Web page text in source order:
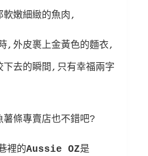
嫩細緻的魚肉,
,外皮裹上金黃色的麵衣,
去的瞬間,只有幸福兩字
條專賣店也不錯吧?
裡的Aussie OZ是